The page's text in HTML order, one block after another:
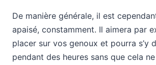
De manière générale, il est
apaisé, constamment. Il aimera par
placer sur vos genoux et pourra s’y
pendant des heures sans que cela